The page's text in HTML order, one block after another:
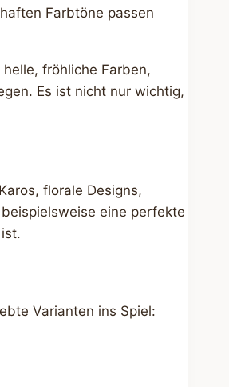
Farbtöne passen
fröhliche Farben,
Es ist nicht nur wichtig,
florale Designs,
eine perfekte
Varianten ins Spiel: